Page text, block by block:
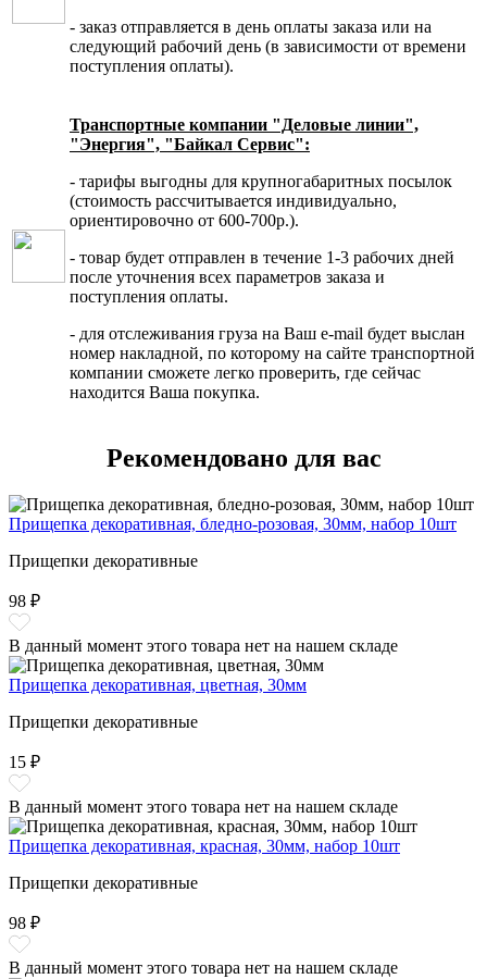
- заказ отправляется в день оплаты заказа или на
следующий рабочий день (в зависимости от времени
поступления оплаты).
Транспортные компании "Деловые линии",
"Энергия", "Байкал Сервис":
- тарифы выгодны для крупногабаритных посылок
(стоимость рассчитывается индивидуально,
ориентировочно от 600-700р.).
- товар будет отправлен в течение 1-3 рабочих дней
после уточнения всех параметров заказа и
поступления оплаты.
- для отслеживания груза на Ваш e-mail будет выслан
номер накладной, по которому на сайте транспортной
компании сможете легко проверить, где сейчас
находится Ваша покупка.
Рекомендовано для вас
Прищепка декоративная, бледно-розовая, 30мм, набор 10шт
Прищепки декоративные
98 ₽
В данный момент этого товара нет на нашем складе
Прищепка декоративная, цветная, 30мм
Прищепки декоративные
15 ₽
В данный момент этого товара нет на нашем складе
Прищепка декоративная, красная, 30мм, набор 10шт
Прищепки декоративные
98 ₽
В данный момент этого товара нет на нашем складе